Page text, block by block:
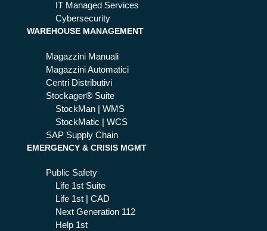
IT Managed Services
Cybersecurity
WAREHOUSE MANAGEMENT
Magazzini Manuali
Magazzini Automatici
Centri Distributivi
Stockager® Suite
StockMan | WMS
StockMatic | WCS
SAP Supply Chain
EMERGENCY & CRISIS MGMT
Public Safety
Life 1st Suite
Life 1st | CAD
Next Generation 112
Help 1st